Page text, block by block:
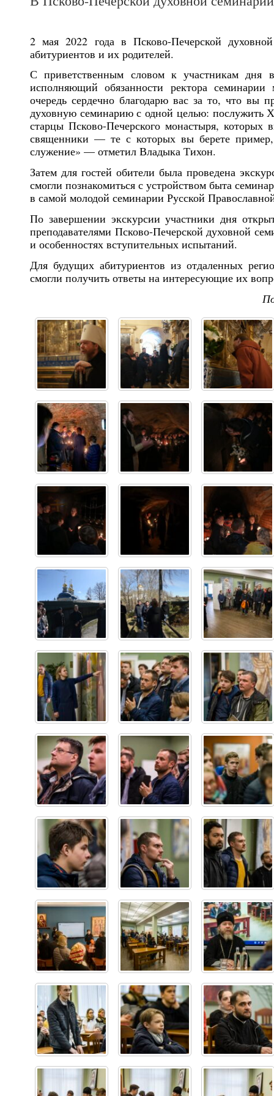
2 мая 2022 года в Псково-Печерской
абитуриентов и их родителей.
С приветственным словом к участникам дня
исполняющий обязанности ректора
очередь сердечно благодарю вас за то, что вы
духовную семинарию с одной целью: послужить
старцы Псково-Печерского монастыря,
священники — те с которых вы берете
служение» — отметил Владыка Тихон.
Затем для гостей обители была проведена
смогли познакомиться с устройством быта
в самой молодой семинарии Русской
По завершении экскурсии участники дня
преподавателями Псково-Печерской духовной
и особенностях вступительных испытаний.
Для будущих абитуриентов из отдаленных
смогли получить ответы на интересующие их